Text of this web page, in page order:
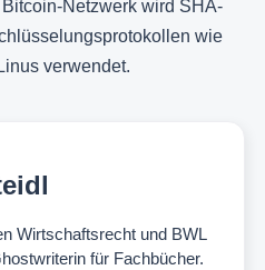
Netzwerk wird SHA-
wie
verwendet.
Wirtschaftsrecht und BWL
für Fachbücher.